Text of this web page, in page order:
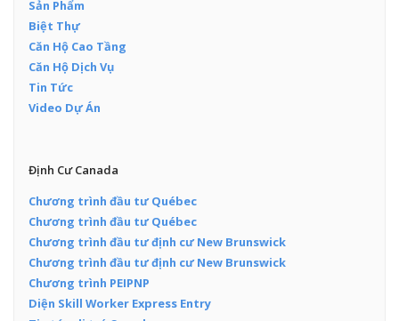
Sản Phẩm
Biệt Thự
Căn Hộ Cao Tầng
Căn Hộ Dịch Vụ
Tin Tức
Video Dự Án
Định Cư Canada
Chương trình đầu tư Québec
Chương trình đầu tư Québec
Chương trình đầu tư định cư New Brunswick
Chương trình đầu tư định cư New Brunswick
Chương trình PEIPNP
Diện Skill Worker Express Entry